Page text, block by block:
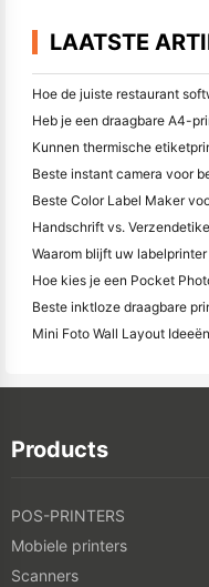
LAATSTE
Beste instant camera voor
Waarom blijft uw labelprinter
Products
POS-PRINTERS
Mobiele printers
Scanners